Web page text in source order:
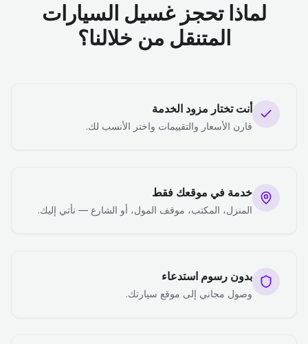
لماذا تحجز غسيل السيارات
المتنقل من خلالنا؟
أنت تختار مزود الخدمة
قارن الأسعار والتقييمات واختر الأنسب لك.
خدمة في موقعك فقط
المنزل، المكتب، موقف المول، أو الشارع — نأتي إليك.
بدون رسوم استدعاء
وصول مجاني إلى موقع سيارتك.